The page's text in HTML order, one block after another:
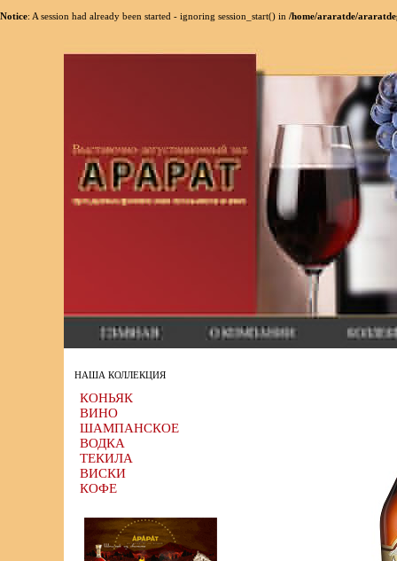
Notice: A session had already been started - ignoring session_start() in /home/araratde/
НАША КОЛЛЕКЦИЯ
КОНЬЯК
ВИНО
ШАМПАНСКОЕ
ВОДКА
ТЕКИЛА
ВИСКИ
КОФЕ